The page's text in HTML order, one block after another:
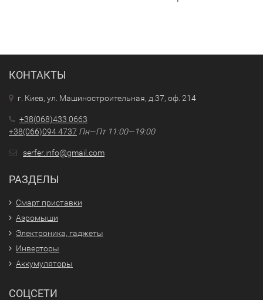
КОНТАКТЫ
г. Киев, ул. Машиностроительная, д.37, оф. 214
+38(068)433 0663
+38(066)094 4737 Пн—Пт 11:00—19:00
serfer.info@gmail.com
РАЗДЕЛЫ
Смарт приставки
Аэромыши
Электроника, гаджеты
Инверторы
Аккумуляторы
СОЦСЕТИ